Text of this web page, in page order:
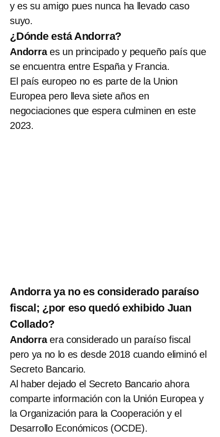
y es su amigo pues nunca ha llevado caso
suyo.
¿Dónde está Andorra?
Andorraes un principado y pequeño país que
se encuentra entre España y Francia.
El país europeo no es parte de la Union
Europea pero lleva siete años en
negociaciones que espera culminen en este
2023.
Andorra ya no es considerado paraíso
fiscal; ¿por eso quedó exhibido Juan
Collado?
Andorraera considerado un paraíso fiscal
pero ya no lo es desde 2018 cuando eliminó el
Secreto Bancario.
Al haber dejado el Secreto Bancario ahora
comparte información con la Unión Europea y
la Organización para la Cooperación y el
Desarrollo Económicos (OCDE).